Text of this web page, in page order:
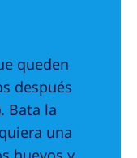
queden
después
Bata la
una